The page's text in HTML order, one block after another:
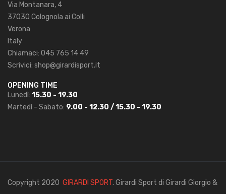
Via Montanara, 4
37030 Colognola ai Colli
Verona
Italy
Chiamaci: 045 765 14 49
Scrivici: shop@girardisport.it
OPENING TIME
Lunedì: 15.30 - 19.30
Martedì - Sabato: 9.00 - 12.30 / 15.30 - 19.30
Copyright 2020 GIRARDI SPORT. Girardi Sport di Girardi Giorgio &